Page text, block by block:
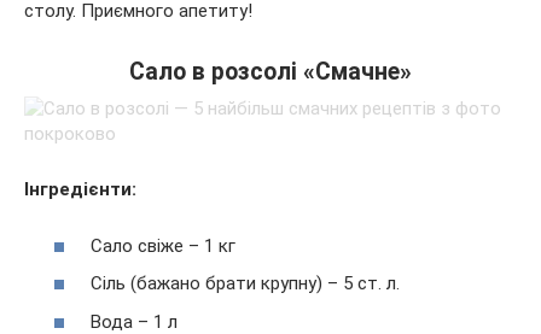
столу. Приємного апетиту!
Сало в розсолі «Смачне»
Інгредієнти:
Сало свіже – 1 кг
Сіль (бажано брати крупну) – 5 ст. л.
Вода – 1 л